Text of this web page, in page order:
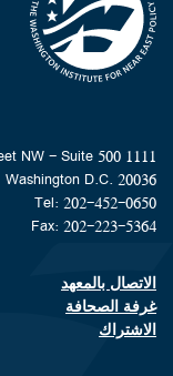
Homepage
1111 19th Street NW - Suite 500
Washington D.C. 20036
Tel: 202-452-0650
Fax: 202-223-5364
contact links
الاتصال بالمعهد
غرفة الصحافة
الاشتراك